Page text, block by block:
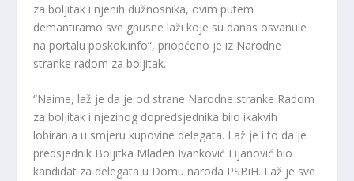
za boljitak i njenih dužnosnika, ovim putem
demantiramo sve gnusne laži koje su danas osvanule
na portalu poskok.info“, priopćeno je iz Narodne
stranke radom za boljitak.
“Naime, laž je da je od strane Narodne stranke Radom
za boljitak i njezinog dopredsjednika bilo ikakvih
lobiranja u smjeru kupovine delegata. Laž je i to da je
predsjednik Boljitka Mladen Ivanković Lijanović bio
kandidat za delegata u Domu naroda PSBiH. Laž je sve